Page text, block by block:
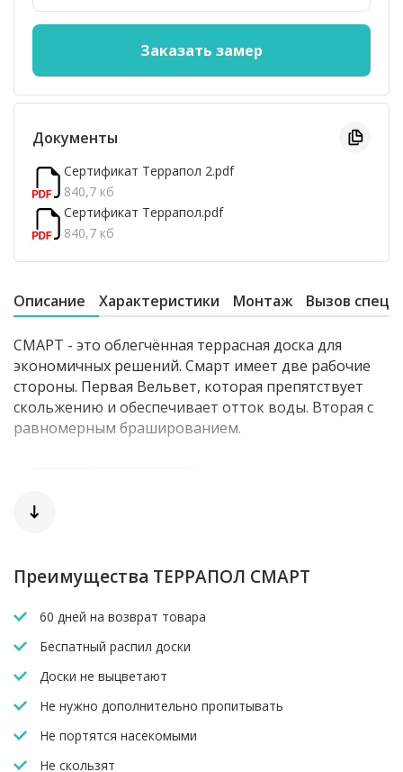
Документы
Сертификат Террапол 2.pdf
840,7 кб
Сертификат Террапол.pdf
840,7 кб
Описание Характеристики Монтаж Вызов
СМАРТ - это облегчённая террасная доска для
экономичных решений. Смарт имеет две рабочие
стороны. Первая Вельвет, которая препятствует
скольжению и обеспечивает отток воды. Вторая с
равномерным брашированием.
Преимущества ТЕРРАПОЛ СМАРТ
60 дней на возврат товара
Беспатный распил доски
Доски не выцветают
Не нужно дополнительно пропитывать
Не портятся насекомыми
Не скользят